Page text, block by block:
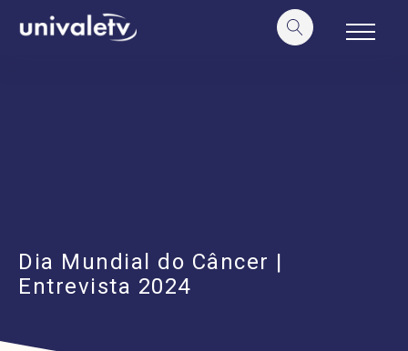
conteúdo
Dia Mundial do Câncer |
Entrevista 2024